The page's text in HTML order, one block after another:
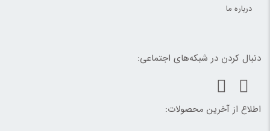
درباره ما
دنبال کردن در شبکه‌های اجتماعی:
اطلاع از آخرین محصولات: